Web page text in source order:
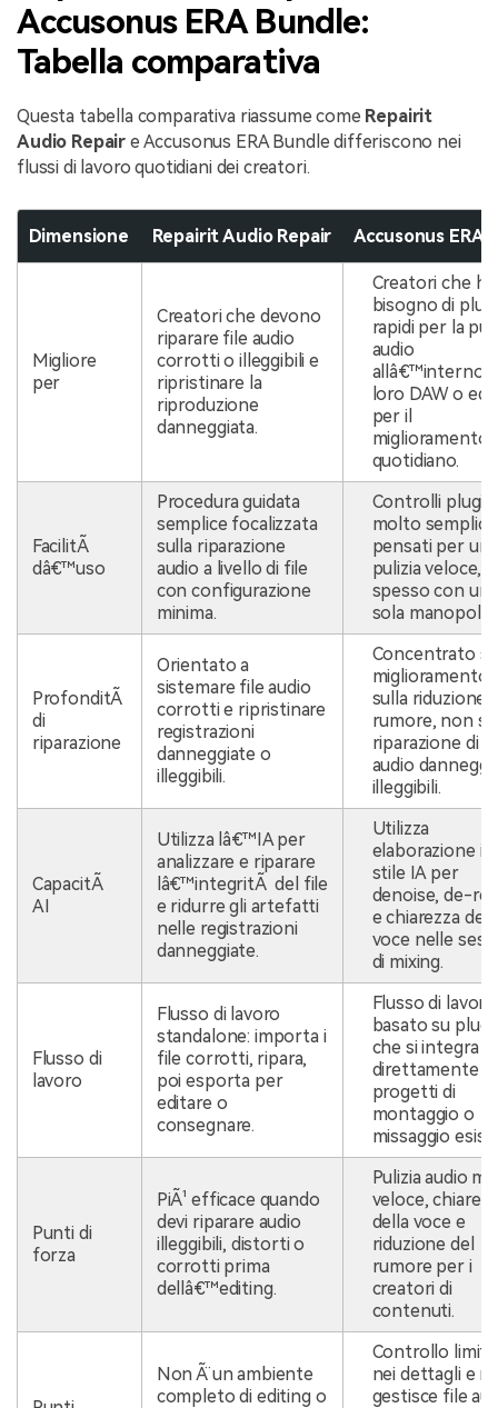
Accusonus ERA Bundle:
Tabella comparativa
Questa tabella comparativa riassume come Repairit
Audio Repair e Accusonus ERA Bundle differiscono nei
flussi di lavoro quotidiani dei creatori.
Dimensione Repairit Audio Repair Accusonus ERA
Migliore
per
Creatori che devono
riparare file audio
corrotti o illeggibili e
ripristinare la
riproduzione
danneggiata.
Creatori che
bisogno di
rapidi per la
audio
allâ€™interno
loro DAW o
per il
miglioramento
quotidiano.
FacilitÃ
dâ€™uso
Procedura guidata
semplice focalizzata
sulla riparazione
audio a livello di file
con configurazione
minima.
Controlli plugin
molto semplici
pensati per una
pulizia veloce,
spesso con una
sola manopola.
ProfonditÃ
di
riparazione
Orientato a
sistemare file audio
corrotti e ripristinare
registrazioni
danneggiate o
illeggibili.
Concentrato
miglioramento
sulla riduzione
rumore, non
riparazione di
audio
illeggibili.
CapacitÃ
AI
Utilizza lâ€™IA per
analizzare e riparare
lâ€™integritÃ del file
e ridurre gli artefatti
nelle registrazioni
danneggiate.
Utilizza
elaborazione in
stile IA per
denoise, de-
e chiarezza
voce nelle
di mixing.
Flusso di
lavoro
Flusso di lavoro
standalone: importa i
file corrotti, ripara,
poi esporta per
editare o
consegnare.
Flusso di lavoro
basato su
che si integra
direttamente
progetti di
montaggio o
missaggio
Punti di
forza
PiÃ¹ efficace quando
devi riparare audio
illeggibili, distorti o
corrotti prima
dellâ€™editing.
Pulizia audio
veloce,
della voce e
riduzione del
rumore per i
creatori di
contenuti.
Non Ã¨ un ambiente
completo di editing o
Controllo
nei dettagli e
gestisce file